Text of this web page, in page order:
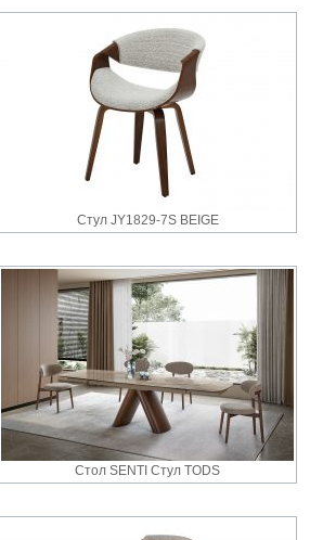
Стул JY1829-7S BEIGE
Стол SENTI Стул TODS